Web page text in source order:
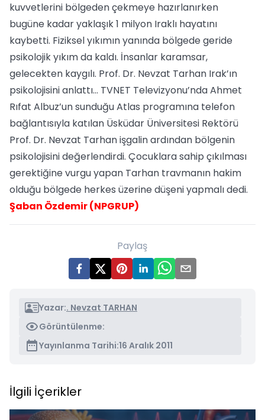
kuvvetlerini bölgeden çekmeye hazırlanırken
bugüne kadar yaklaşık 1 milyon Iraklı hayatını
kaybetti. Fiziksel yıkımın yanında bölgede geride
psikolojik yıkım da kaldı. İnsanlar karamsar,
gelecekten kaygılı. Prof. Dr. Nevzat Tarhan Irak’ın
psikolojisini anlattı… TVNET Televizyonu’nda Ahmet
Rıfat Albuz’un sunduğu Atlas programına telefon
bağlantısıyla katılan Üsküdar Üniversitesi Rektörü
Prof. Dr. Nevzat Tarhan işgalin ardından bölgenin
psikolojisini değerlendirdi. Çocuklara sahip çıkılması
gerektiğine vurgu yapan Tarhan travmanın hakim
olduğu bölgede herkes üzerine düşeni yapmalı dedi.
Şaban Özdemir (NPGRUP)
Paylaş
Yazar:. Nevzat TARHAN
Görüntülenme:
Yayınlanma Tarihi:16 Aralık 2011
İlgili İçerikler